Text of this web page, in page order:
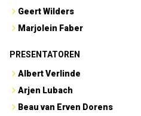
Geert Wilders
Marjolein Faber
PRESENTATOREN
Albert Verlinde
Arjen Lubach
Beau van Erven Dorens